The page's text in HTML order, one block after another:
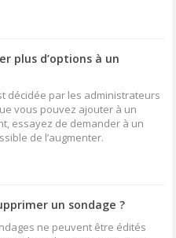
plus d’options à un
décidée par les administrateurs
vous pouvez ajouter à un
essayez de demander à un
de l’augmenter.
un sondage ?
ne peuvent être édités